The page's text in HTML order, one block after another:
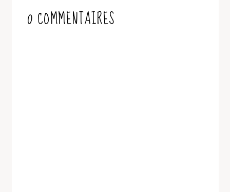
0 COMMENTAIRES